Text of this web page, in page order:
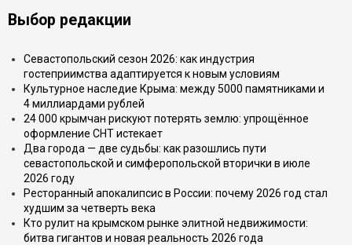
Выбор редакции
Севастопольский сезон 2026: как индустрия
гостеприимства адаптируется к новым условиям
Культурное наследие Крыма: между 5000 памятниками и
4 миллиардами рублей
24 000 крымчан рискуют потерять землю: упрощённое
оформление СНТ истекает
Два города — две судьбы: как разошлись пути
севастопольской и симферопольской вторички в июле
2026 году
Ресторанный апокалипсис в России: почему 2026 год стал
худшим за четверть века
Кто рулит на крымском рынке элитной недвижимости:
битва гигантов и новая реальность 2026 года